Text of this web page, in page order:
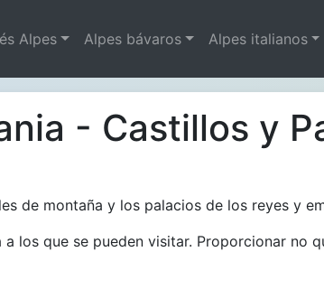
Alpes Alpes bávaros Alpes italianos
- Castillos y
de montaña y los palacios de los reyes y
los que se pueden visitar. Proporcionar no